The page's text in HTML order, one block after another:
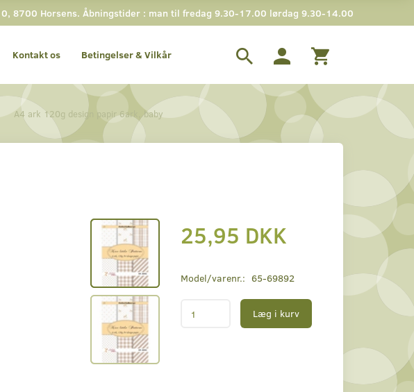
8700 Horsens. Åbningstider : man til fredag 9.30-17.00 lørdag 9.30-14.00
Kontakt os Betingelser & Vilkår
A4 ark 120g design papir 6ark, baby
25,95 DKK
Model/varenr.: 65-69892
Læg i kurv